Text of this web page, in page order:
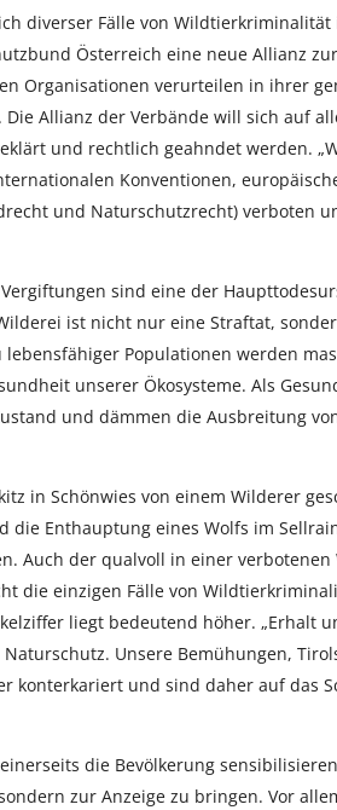
diverser Fälle von
Österreich eine neue Allianz
Organisationen verurteilen in ihrer
Allianz der Verbände will sich auf
und rechtlich geahndet werden.
Konventionen,
und Naturschutzrecht) verboten
sind eine der
ist nicht nur eine Straftat,
Populationen werden
unserer Ökosysteme. Als
und dämmen die Ausbreitung
in Schönwies von einem Wilderer
die Enthauptung eines Wolfs im
Auch der qualvoll in einer
die einzigen Fälle von
liegt bedeutend höher. „Erhalt
Unsere Bemühungen,
konterkariert und sind daher auf das
die Bevölkerung
zur Anzeige zu bringen. Vor